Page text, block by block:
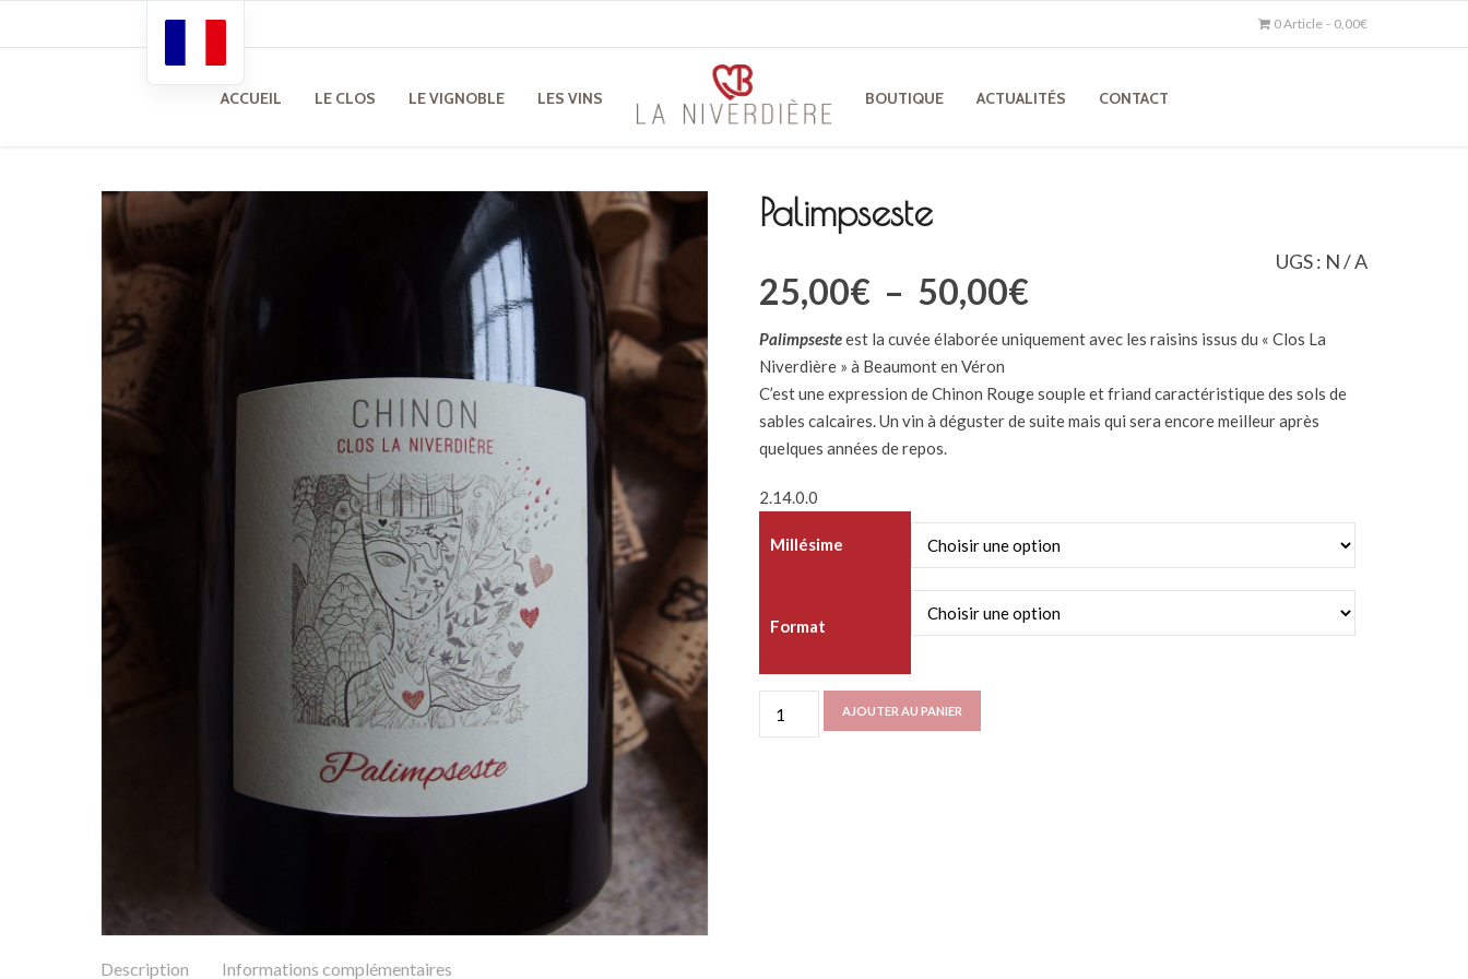
0 Article 0,00€
ACCUEIL LE CLOS LE VIGNOBLE LES VINS BOUTIQUE ACTUALITÉS CONTACT
Palimpseste
UGS : N / A
25,00€ – 50,00€Plage
de
prix :
25,00€
à
Palimpsesteest la cuvée élaborée uniquement avec les raisins issus du « Clos La
Niverdière » à Beaumont en Véron
C’est une expression de Chinon Rouge souple et friand caractéristique des sols de
sables calcaires. Un vin à déguster de suite mais qui sera encore meilleur après
quelques années de repos.
2.14.0.0
Millésime
Format
AJOUTER AU PANIER
Description Informations complémentaires